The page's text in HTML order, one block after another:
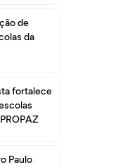
de
da
fortalece
Paulo